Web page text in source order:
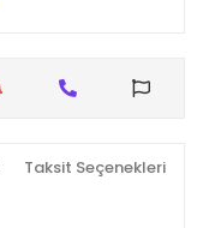
Taksit Seçenekleri